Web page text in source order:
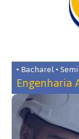
• Bacharel •
Engenharia